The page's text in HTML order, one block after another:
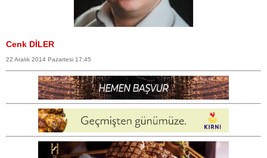
Cenk DİLER
22 Aralık 2014 Pazartesi 17:45